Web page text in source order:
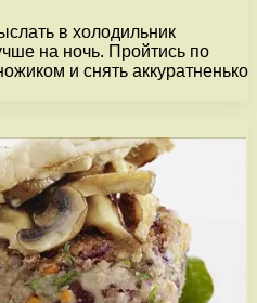
в холодильник
на ночь. Пройтись по
и снять аккуратненько